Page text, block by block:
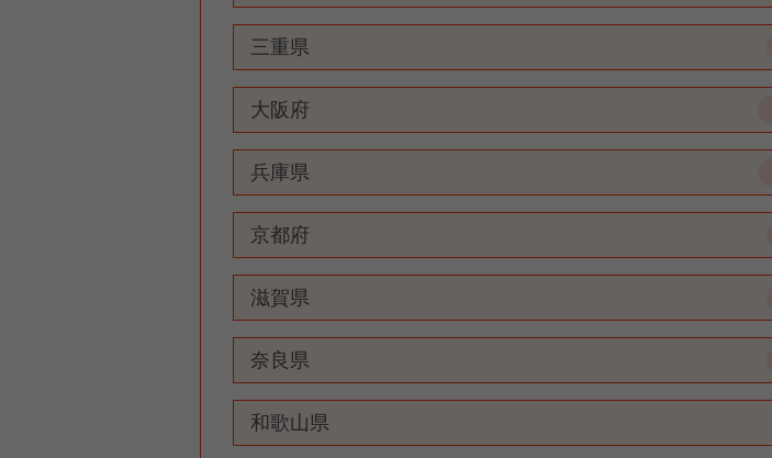
三重県
大阪府
兵庫県
京都府
滋賀県
奈良県
和歌山県